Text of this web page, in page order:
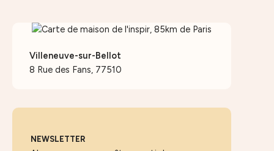
Villeneuve-sur-Bellot
8 Rue des Fans, 77510
NEWSLETTER